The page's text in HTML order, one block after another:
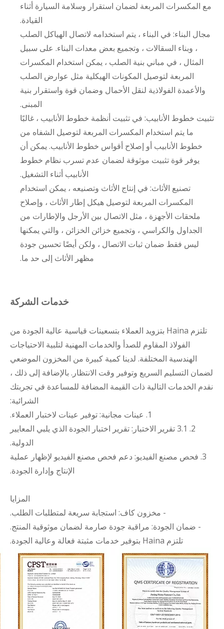
مع المكسرات المربعة لضمان استقرار وسلامة السيارة أثناء
القيادة.
مجال البناء: في البناء ، يتم استخدامه لاتصال الهياكل الصلب
، وبناء السقالات ، وتجميع بعض معدات البناء. على سبيل
المثال ، في مباني بنية الصلب ، يمكن استخدام المكسرات
المربعة لتوصيل المكونات الهيكلية مثل عوارض الصلب
والأعمدة الفولاذية لنقل الأحمال وضمان قوة واستقرار بنية
المبنى.
تثبيت خطوط الأنابيب: في تثبيت أنظمة خطوط الأنابيب ، غالبًا
ما يتم استخدام المكسرات المربعة لتوصيل الشفاه من
خطوط الأنابيب أو إصلاح أقواس خطوط الأنابيب. يمكن أن
يوفر قوة تثبيت موثوقة لضمان عدم تسرب نظام خطوط
الأنابيب أثناء التشغيل.
تصنيع الأثاث: في إنتاج الأثاث وتصنيعه ، يمكن استخدام
المكسرات المربعة لتوصيل هيكل إطار الأثاث ، وإصلاح
ملحقات الأجهزة ، مثل الاتصال بين الأرجل والإطارات من
الجداول والكراسي ، وتجميع خزائن الخزائن ، والتي يمكنها
ليس فقط ضمان ثبات الاتصال ، ولكن أيضًا تحسين جودة
مظهر الأثاث إلى حد ما.
خدمات الشركة
تلتزم Haina بتزويد العملاء بتسعينات قياسية عالية الجودة من
الفولاذ المقاوم للصدأ والخدمات المهنية لتلبية الاحتياجات
الهندسية المختلفة. لدينا كمية كبيرة من المخزون الموضعي
لضمان التسليم السريع وتوفير وقت الانتظار. بالإضافة إلى ذلك ،
نقدم الخدمات التالية ذات القيمة المضافة للمساعدة في تجربتك
الشرائية:
1. عينات مجانية: توفير عينات لاختبار العملاء.
2. 3.1 تقرير الاختبار: تقرير اختبار الجودة الذي يلبي المعايير
الدولية.
3. فحص مصنع الفيديو: دعم فحص مصنع الفيديو لإظهار عملية
الإنتاج وإدارة الجودة.
المزايا
- مخزون كاف: استجابة سريعة لمتطلبات الطلب.
- ضمان الجودة: مراقبة جودة صارمة لضمان موثوقية المنتج.
تلتزم Haina بتوفير خدمات مثبتة فعالة وعالية الجودة.